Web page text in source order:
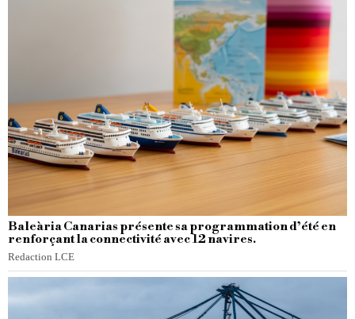
Baleària Canarias présente sa programmation d’été en
renforçant la connectivité avec 12 navires.
Redaction LCE